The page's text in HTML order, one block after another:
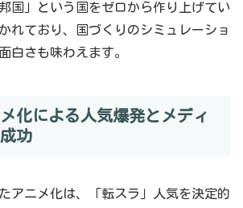
国」という国をゼロから作り上げてい
れており、国づくりのシミュレーショ
白さも味わえます。
化による人気爆発とメディ
功
アニメ化は、「転スラ」人気を決定的